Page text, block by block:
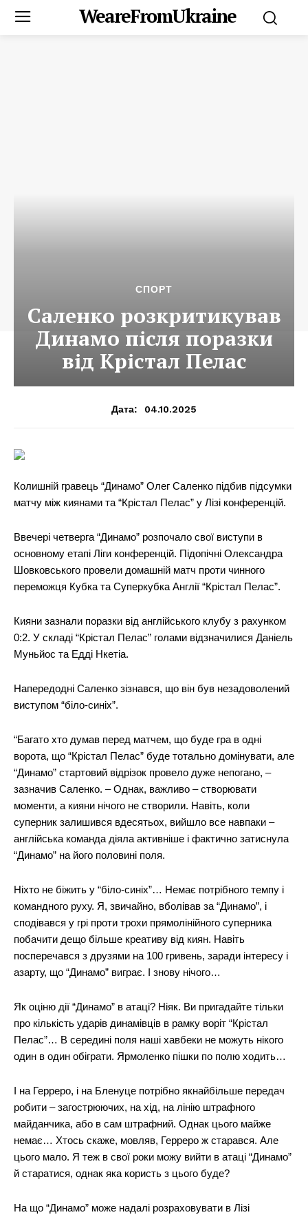
WeareFromUkraine
СПОРТ
Саленко розкритикував
Динамо після поразки
від Крістал Пелас
Дата: 04.10.2025
Колишній гравець “Динамо” Олег Саленко підбив підсумки
матчу між киянами та “Крістал Пелас” у Лізі конференцій.
Ввечері четверга “Динамо” розпочало свої виступи в
основному етапі Ліги конференцій. Підопічні Олександра
Шовковського провели домашній матч проти чинного
переможця Кубка та Суперкубка Англії “Крістал Пелас”.
Кияни зазнали поразки від англійського клубу з рахунком
0:2. У складі “Крістал Пелас” голами відзначилися Даніель
Муньйос та Едді Нкетіа.
Напередодні Саленко зізнався, що він був незадоволений
виступом “біло-синіх”.
“Багато хто думав перед матчем, що буде гра в одні
ворота, що “Крістал Пелас” буде тотально домінувати, але
“Динамо” стартовий відрізок провело дуже непогано, –
зазначив Саленко. – Однак, важливо – створювати
моменти, а кияни нічого не створили. Навіть, коли
суперник залишився вдесятьох, вийшло все навпаки –
англійська команда діяла активніше і фактично затиснула
“Динамо” на його половині поля.
Ніхто не біжить у “біло-синіх”… Немає потрібного темпу і
командного руху. Я, звичайно, вболівав за “Динамо”, і
сподівався у грі проти трохи прямолінійного суперника
побачити дещо більше креативу від киян. Навіть
посперечався з друзями на 100 гривень, заради інтересу і
азарту, що “Динамо” виграє. І знову нічого…
Як оціню дії “Динамо” в атаці? Ніяк. Ви пригадайте тільки
про кількість ударів динамівців в рамку воріт “Крістал
Пелас”… В середині поля наші хавбеки не можуть нікого
один в один обіграти. Ярмоленко пішки по полю ходить…
І на Герреро, і на Бленуце потрібно якнайбільше передач
робити – загострюючих, на хід, на лінію штрафного
майданчика, або в сам штрафний. Однак цього майже
немає… Хтось скаже, мовляв, Герреро ж старався. Але
цього мало. Я теж в свої роки можу вийти в атаці “Динамо”
й старатися, однак яка користь з цього буде?
На що “Динамо” може надалі розраховувати в Лізі